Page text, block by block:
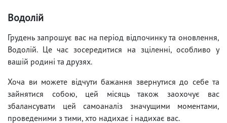
Водолій
Грудень запрошує вас на період відпочинку та оновлення,
Водолій. Це час зосередитися на зціленні, особливо у
вашій родині та друзях.
Хоча ви можете відчути бажання звернутися до себе та
зайнятися собою, цей місяць також заохочує вас
збалансувати цей самоаналіз значущими моментами,
проведеними з тими, хто надихає і надихає вас.